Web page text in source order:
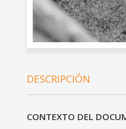
DESCRIPCIÓN
CONTEXTO DEL